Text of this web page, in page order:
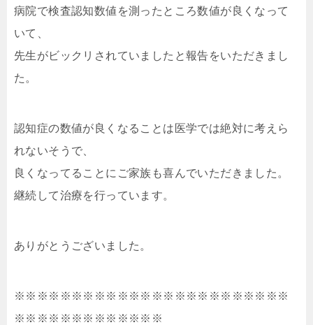
病院で検査認知数値を測 ったところ数値が良くなって
いて、
先生がビックリされていました と報告をいただきまし
た。
認知症の数値が良くなることは医学では絶対に考えら
れないそうで
良くなってることにご家族も喜んでいただきました。
継続して治療を行っています。
ありがとうございました。
※※※※※※※※※※※※※※※※※※※※※※※※
※※※※※※※※※※※※※